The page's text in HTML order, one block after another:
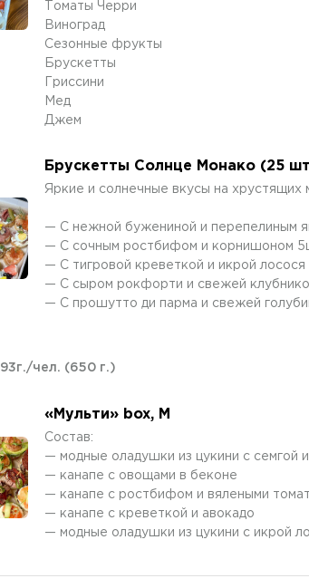
Томаты Черри
Виноград
Сезонные фрукты
Брускетты
Гриссини
Мед
Джем
Брускетты Солнце Монако (25
Яркие и солнечные вкусы на хрустящих
— С нежной бужениной и перепелиным
— С сочным ростбифом и корнишоном
— С тигровой креветкой и икрой
— С сыром рокфорти и свежей
— С прошутто ди парма и свежей
93г./чел. (650 г.)
«Мульти» box, М
Состав:
— модные оладушки из цукини с семгой
— канапе с овощами в беконе
— канапе с ростбифом и вялеными
— канапе с креветкой и авокадо
— модные оладушки из цукини с икрой